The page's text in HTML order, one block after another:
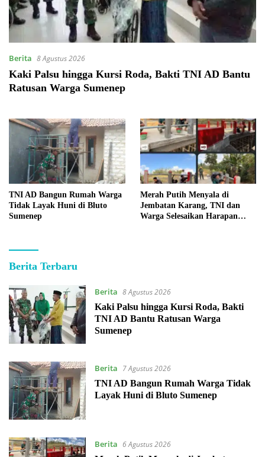
Berita 8 Agustus 2026
Kaki Palsu hingga Kursi Roda, Bakti TNI AD Bantu
Ratusan Warga Sumenep
TNI AD Bangun Rumah Warga
Tidak Layak Huni di Bluto
Sumenep
Merah Putih Menyala di
Jembatan Karang, TNI dan
Warga Selesaikan Harapan
TransMadura
Berita Terbaru
Berita 8 Agustus 2026
Kaki Palsu hingga Kursi Roda, Bakti
TNI AD Bantu Ratusan Warga
Sumenep
Berita 7 Agustus 2026
TNI AD Bangun Rumah Warga Tidak
Layak Huni di Bluto Sumenep
Berita 6 Agustus 2026